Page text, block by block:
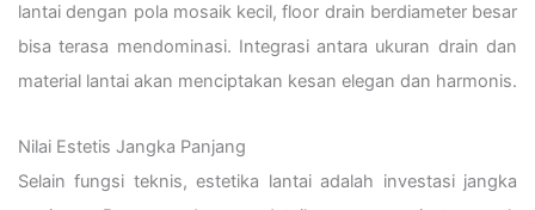
lantai dengan pola mosaik kecil, floor drain berdiameter besar
bisa terasa mendominasi. Integrasi antara ukuran drain dan
material lantai akan menciptakan kesan elegan dan harmonis.
Nilai Estetis Jangka Panjang
Selain fungsi teknis, estetika lantai adalah investasi jangka